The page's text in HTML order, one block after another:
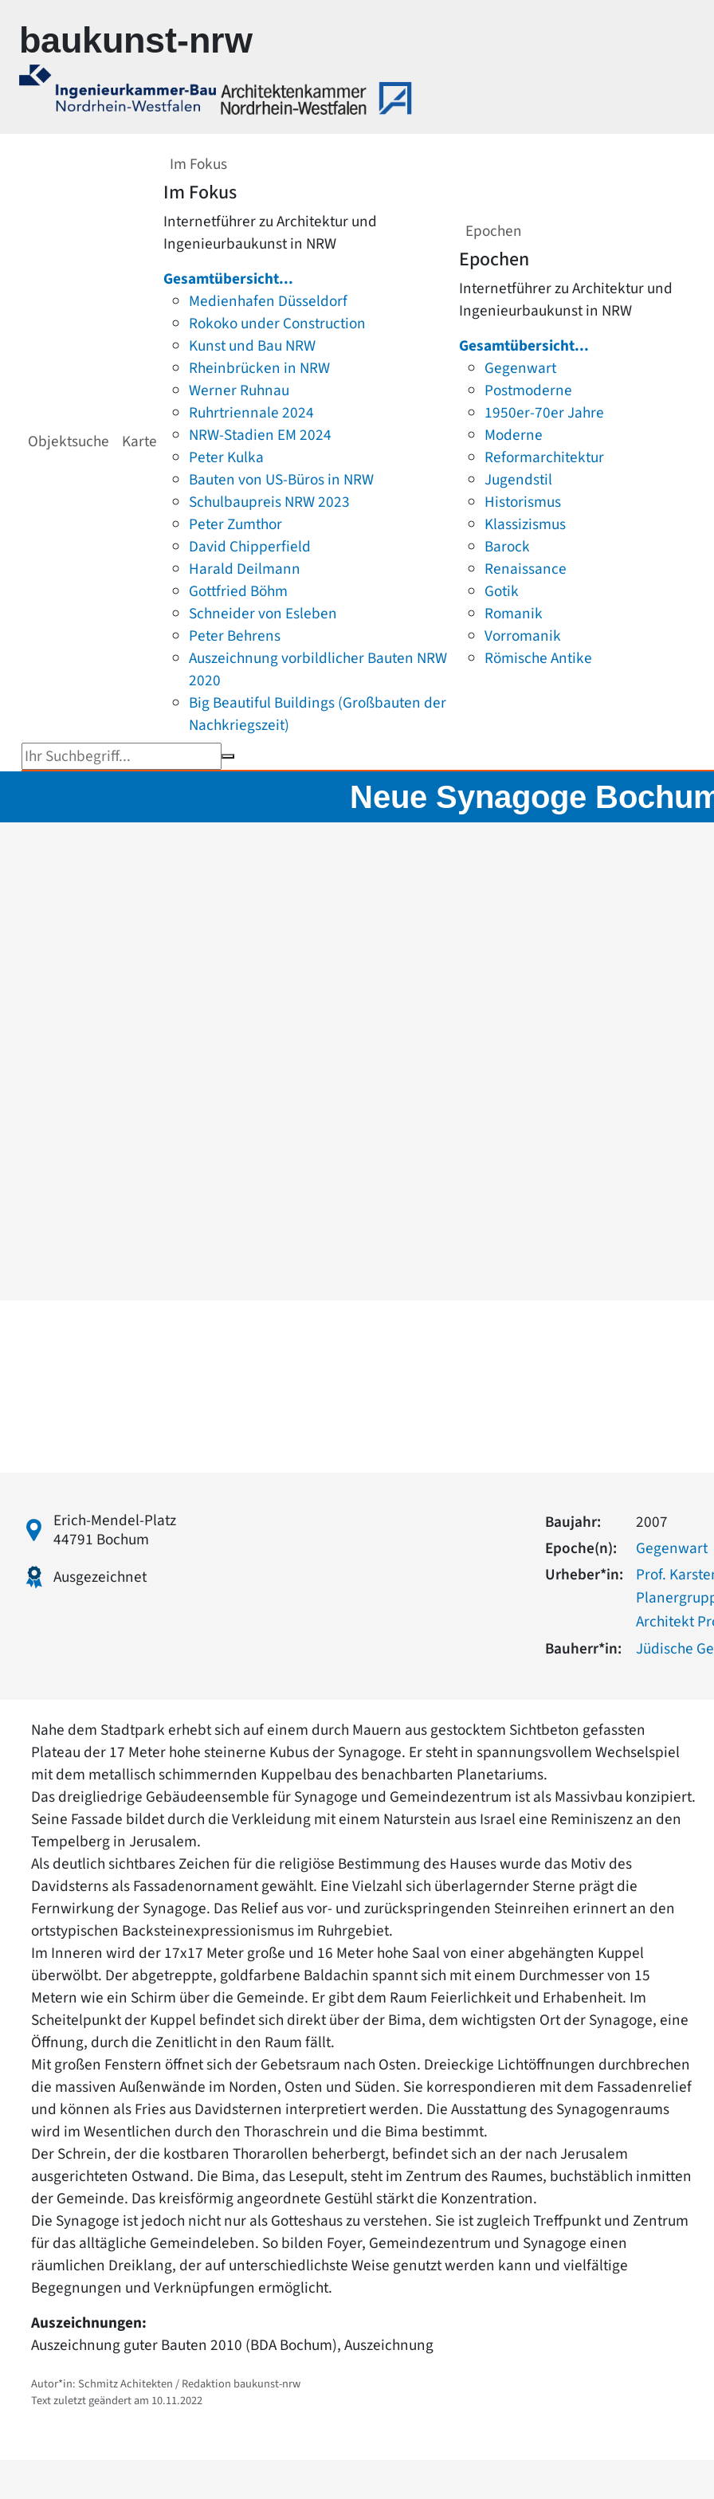
baukunst-nrw
Objektsuche Karte
Im Fokus
Im Fokus
Internetführer zu Architektur und
Ingenieurbaukunst in NRW
Gesamtübersicht...
Medienhafen Düsseldorf
Rokoko under Construction
Kunst und Bau NRW
Rheinbrücken in NRW
Werner Ruhnau
Ruhrtriennale 2024
NRW-Stadien EM 2024
Peter Kulka
Bauten von US-Büros in NRW
Schulbaupreis NRW 2023
Peter Zumthor
David Chipperfield
Harald Deilmann
Gottfried Böhm
Schneider von Esleben
Peter Behrens
Auszeichnung vorbildlicher Bauten NRW
2020
Big Beautiful Buildings (Großbauten der
Nachkriegszeit)
Epochen
Epochen
Internetführer zu Architektur und
Ingenieurbaukunst in NRW
Gesamtübersicht...
Gegenwart
Postmoderne
1950er-70er Jahre
Moderne
Reformarchitektur
Jugendstil
Historismus
Klassizismus
Barock
Renaissance
Gotik
Romanik
Vorromanik
Römische Antike
Suchbegriff eingeben
Neue Synagoge
Erich-Mendel-Platz
44791 Bochum
Ausgezeichnet
Baujahr:
2007
Epoche(n):
Gegenwart
Urheber*in:
Prof.
Architekt
Bauherr*in:
Jüdische
Nahe dem Stadtpark erhebt sich auf einem durch Mauern aus gestocktem Sichtbeton gefassten
Plateau der 17 Meter hohe steinerne Kubus der Synagoge. Er steht in spannungsvollem Wechselspiel
mit dem metallisch schimmernden Kuppelbau des benachbarten Planetariums.
Das dreigliedrige Gebäudeensemble für Synagoge und Gemeindezentrum ist als Massivbau konzipiert.
Seine Fassade bildet durch die Verkleidung mit einem Naturstein aus Israel eine Reminiszenz an den
Tempelberg in Jerusalem.
Als deutlich sichtbares Zeichen für die religiöse Bestimmung des Hauses wurde das Motiv des
Davidsterns als Fassadenornament gewählt. Eine Vielzahl sich überlagernder Sterne prägt die
Fernwirkung der Synagoge. Das Relief aus vor- und zurückspringenden Steinreihen erinnert an den
ortstypischen Backsteinexpressionismus im Ruhrgebiet.
Im Inneren wird der 17x17 Meter große und 16 Meter hohe Saal von einer abgehängten Kuppel
überwölbt. Der abgetreppte, goldfarbene Baldachin spannt sich mit einem Durchmesser von 15
Metern wie ein Schirm über die Gemeinde. Er gibt dem Raum Feierlichkeit und Erhabenheit. Im
Scheitelpunkt der Kuppel befindet sich direkt über der Bima, dem wichtigsten Ort der Synagoge, eine
Öffnung, durch die Zenitlicht in den Raum fällt.
Mit großen Fenstern öffnet sich der Gebetsraum nach Osten. Dreieckige Lichtöffnungen durchbrechen
die massiven Außenwände im Norden, Osten und Süden. Sie korrespondieren mit dem Fassadenrelief
und können als Fries aus Davidsternen interpretiert werden. Die Ausstattung des Synagogenraums
wird im Wesentlichen durch den Thoraschrein und die Bima bestimmt.
Der Schrein, der die kostbaren Thorarollen beherbergt, befindet sich an der nach Jerusalem
ausgerichteten Ostwand. Die Bima, das Lesepult, steht im Zentrum des Raumes, buchstäblich inmitten
der Gemeinde. Das kreisförmig angeordnete Gestühl stärkt die Konzentration.
Die Synagoge ist jedoch nicht nur als Gotteshaus zu verstehen. Sie ist zugleich Treffpunkt und Zentrum
für das alltägliche Gemeindeleben. So bilden Foyer, Gemeindezentrum und Synagoge einen
räumlichen Dreiklang, der auf unterschiedlichste Weise genutzt werden kann und vielfältige
Begegnungen und Verknüpfungen ermöglicht.
Auszeichnungen:
Auszeichnung guter Bauten 2010 (BDA Bochum), Auszeichnung
Autor*in: Schmitz Achitekten / Redaktion baukunst-nrw
Text zuletzt geändert am 10.11.2022